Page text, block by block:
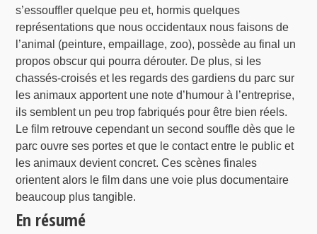
s’essouffler quelque peu et, hormis quelques
représentations que nous occidentaux nous faisons de
l’animal (peinture, empaillage, zoo), possède au final un
propos obscur qui pourra dérouter. De plus, si les
chassés-croisés et les regards des gardiens du parc sur
les animaux apportent une note d’humour à l’entreprise,
ils semblent un peu trop fabriqués pour être bien réels.
Le film retrouve cependant un second souffle dès que le
parc ouvre ses portes et que le contact entre le public et
les animaux devient concret. Ces scènes finales
orientent alors le film dans une voie plus documentaire
beaucoup plus tangible.
En résumé